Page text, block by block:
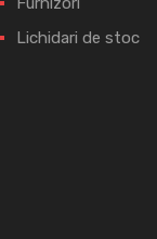
Lichidari de stoc